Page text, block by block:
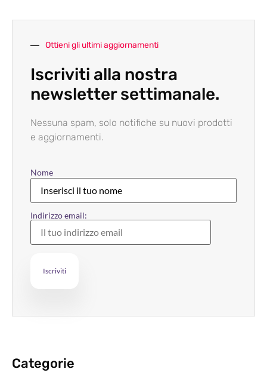
Ottieni gli ultimi aggiornamenti
Iscriviti alla nostra
newsletter settimanale.
Nessuna spam, solo notifiche su nuovi prodotti
e aggiornamenti.
Nome
Indirizzo email:
Categorie